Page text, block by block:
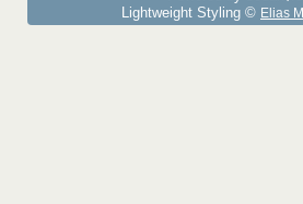
Lightweight Styling © Elias